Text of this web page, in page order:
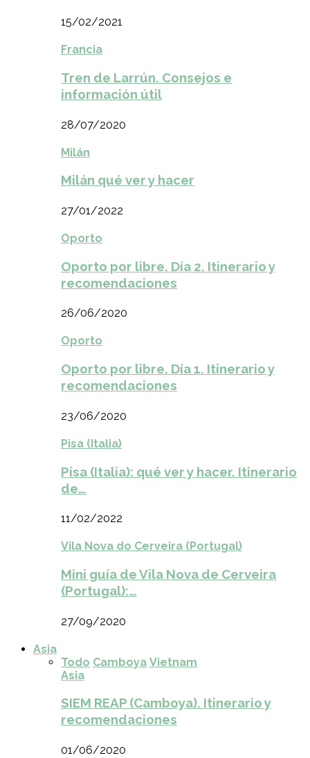
15/02/2021
Francia
Tren de Larrún. Consejos e
información útil
28/07/2020
Milán
Milán qué ver y hacer
27/01/2022
Oporto
Oporto por libre. Día 2. Itinerario y
recomendaciones
26/06/2020
Oporto
Oporto por libre. Día 1. Itinerario y
recomendaciones
23/06/2020
Pisa (Italia)
Pisa (Italia): qué ver y hacer. Itinerario
de…
11/02/2022
Vila Nova do Cerveira (Portugal)
Mini guía de Vila Nova de Cerveira
(Portugal):…
27/09/2020
Asia
Todo Camboya Vietnam
Asia
SIEM REAP (Camboya). Itinerario y
recomendaciones
01/06/2020